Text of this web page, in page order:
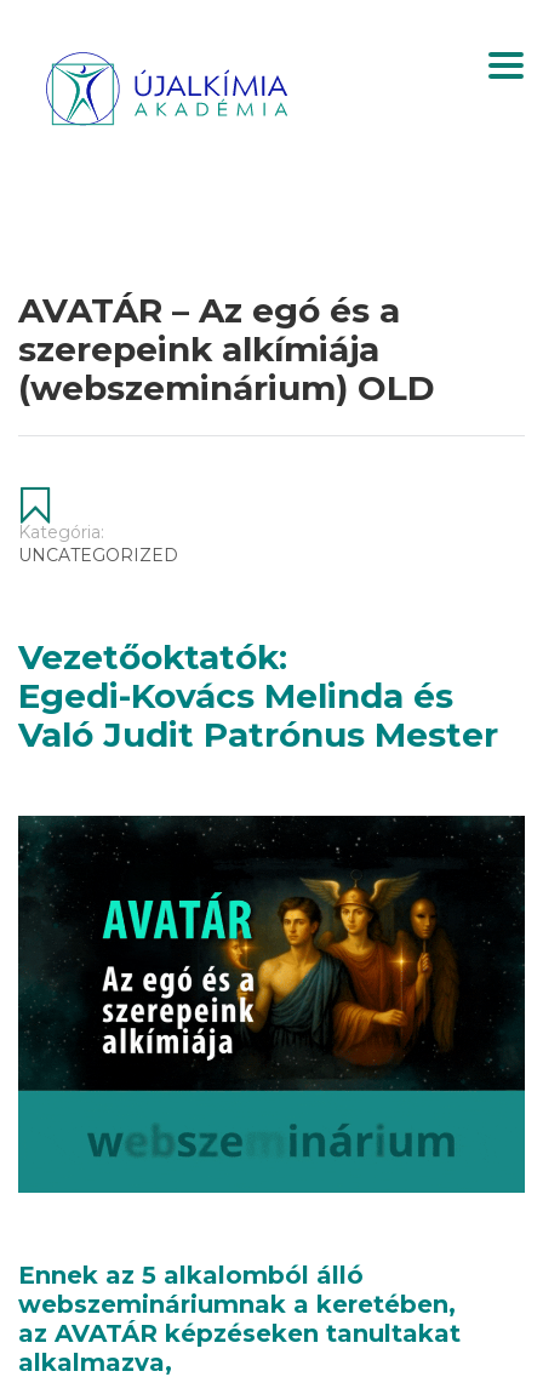
AVATÁR – Az egó és a
szerepeink alkímiája
(webszeminárium) OLD
Kategória:
UNCATEGORIZED
Vezetőoktatók:
Egedi-Kovács Melinda és
Való Judit Patrónus Mester
Ennek az 5 alkalomból álló
webszemináriumnak a keretében,
az AVATÁR képzéseken tanultakat
alkalmazva,